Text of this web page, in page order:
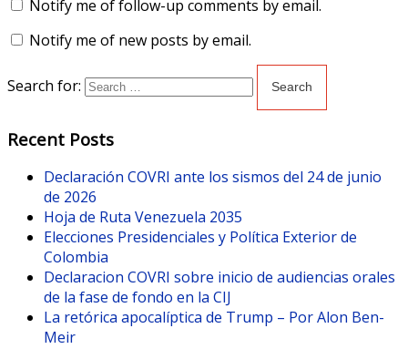
Notify me of follow-up comments by email.
Notify me of new posts by email.
Search for:
Recent Posts
Declaración COVRI ante los sismos del 24 de junio
de 2026
Hoja de Ruta Venezuela 2035
Elecciones Presidenciales y Política Exterior de
Colombia
Declaracion COVRI sobre inicio de audiencias orales
de la fase de fondo en la CIJ
La retórica apocalíptica de Trump – Por Alon Ben-
Meir